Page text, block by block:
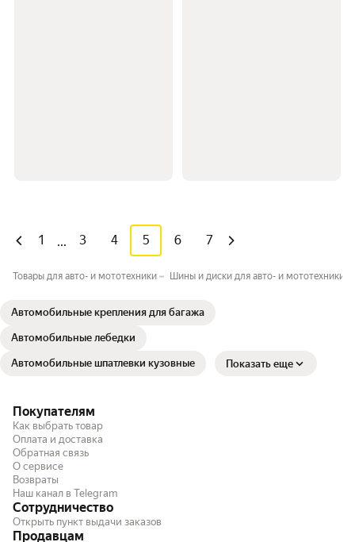
1 ... 3 4 5 6 7
Товары для авто- и мототехники Шины и диски для авто- и мототехники
Автомобильные крепления для багажа
Автомобильные лебедки
Автомобильные шпатлевки кузовные Показать еще
Покупателям
Как выбрать товар
Оплата и доставка
Обратная связь
О сервисе
Возвраты
Наш канал в Telegram
Сотрудничество
Открыть пункт выдачи заказов
Продавцам